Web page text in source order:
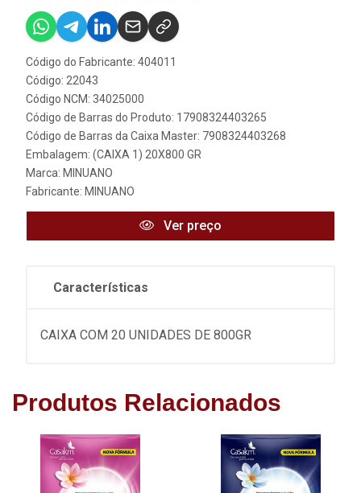
Código do Fabricante: 404011
Código: 22043
Código NCM: 34025000
Código de Barras do Produto: 17908324403265
Código de Barras da Caixa Master: 7908324403268
Embalagem: (CAIXA 1) 20X800 GR
Marca: MINUANO
Fabricante: MINUANO
Ver preço
Características
CAIXA COM 20 UNIDADES DE 800GR
Produtos Relacionados